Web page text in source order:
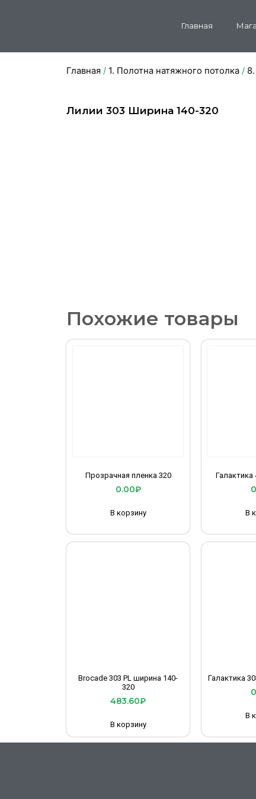
Главная
Главная / 1. Полотна натяжного потолка /
Лилии 303 Ширина 140-320
Похожие товары
Прозрачная пленка 320
0.00₽
В корзину
Галактика
В
Brocade 303 PL ширина 140-
320
483.60₽
В корзину
Галактика
В